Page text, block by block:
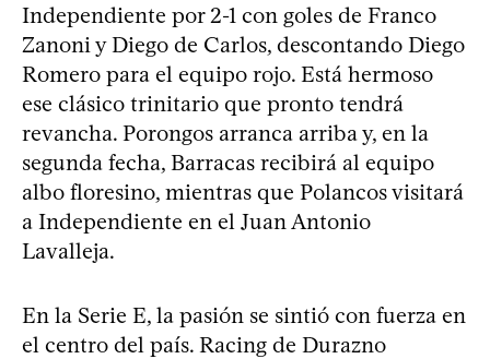
Independiente por 2-1 con goles de Franco
Zanoni y Diego de Carlos, descontando Diego
Romero para el equipo rojo. Está hermoso
ese clásico trinitario que pronto tendrá
revancha. Porongos arranca arriba y, en la
segunda fecha, Barracas recibirá al equipo
albo floresino, mientras que Polancos visitará
a Independiente en el Juan Antonio
Lavalleja.
En la Serie E, la pasión se sintió con fuerza en
el centro del país. Racing de Durazno